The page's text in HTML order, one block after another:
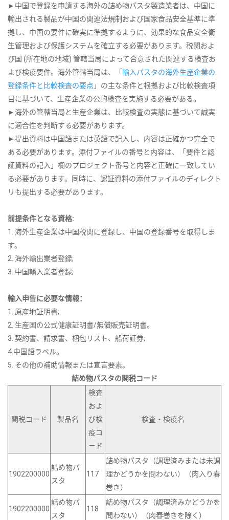
►中国で登録を申請する海外の詰め物パスタ製造業者は、中国に
輸出される製品が中国の関連法規制および国家食品安全基準に準
拠し、中国の要件に確実に準拠するように、効果的な食品安全衛
生管理および保護システムを確立する必要があります。税関およ
び国 (所在地の地域) 管轄当局によって合意された関連する検査お
よび検疫要件。海外管轄当局は、「 輸入パスタの海外生産企業の
登録条件と比較検査の要点 」の主な条件と根拠および比較検査項
目に基づいて、生産企業の公的検査を実施する必要がある。
►海外の管轄当局と生産企業は、比較検査の実態に基づいて誠実
に適合性を判断する必要があります。
►提出資料は中国語または英語で記入し、内容は正確かつ完全で
ある必要があります。添付ファイルの番号と内容は、「要件と認
証資料の記入」欄のプロジェクト番号と内容と正確に一致してい
る必要があります。同時に、認証資料の添付ファイルのディレクト
リも提出する必要があります。
前提条件となる資格:
1. 海外生産企業は中国税関に登録し、中国の登録番号を取得しま
す。
2. 海外輸出業者登録;
3. 中国輸入業者登録;
輸入申告に必要な情報：
1. 原産地証明書;
2. 生産国の公式健康証明書/無償販売証明書。
3. 契約書、請求書、梱包リスト、船荷証券;
4.中国語ラベル。
5. その他の補助情報または宣言要素。
詰め物パスタの関税コード
関税コード 製品名
検査
およ
び検
疫コ
ード
検査・検疫名
1902200000
詰め物パ
スタ
117
詰め物パスタ（調理済みまたは未調
理かどうかを問わない）（肉入り春
巻き）
1902200000
詰め物パ
スタ
118
詰め物パスタ（調理済みかどうかを
問わない）（肉春巻きを除く）